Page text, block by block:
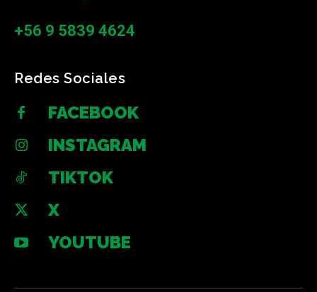
+56 9 5839 4624
Redes Sociales
FACEBOOK
INSTAGRAM
TIKTOK
X
YOUTUBE